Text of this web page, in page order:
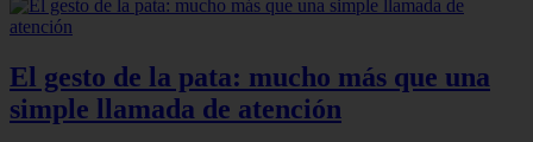
El gesto de la pata: mucho más que una
simple llamada de atención